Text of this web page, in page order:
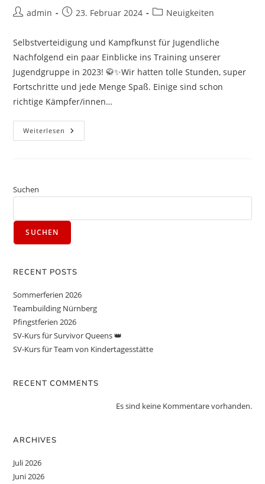
admin 23. Februar 2024 Neuigkeiten
Selbstverteidigung und Kampfkunst für Jugendliche
Nachfolgend ein paar Einblicke ins Training unserer
Jugendgruppe in 2023! 🥋✨Wir hatten tolle Stunden, super
Fortschritte und jede Menge Spaß. Einige sind schon
richtige Kämpfer/innen…
Weiterlesen
Suchen
SUCHEN
RECENT POSTS
Sommerferien 2026
Teambuilding Nürnberg
Pfingstferien 2026
SV-Kurs für Survivor Queens 👑
SV-Kurs für Team von Kindertagesstätte
RECENT COMMENTS
Es sind keine Kommentare vorhanden.
ARCHIVES
Juli 2026
Juni 2026